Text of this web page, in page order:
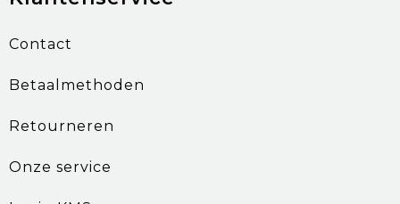
Contact
Betaalmethoden
Retourneren
Onze service